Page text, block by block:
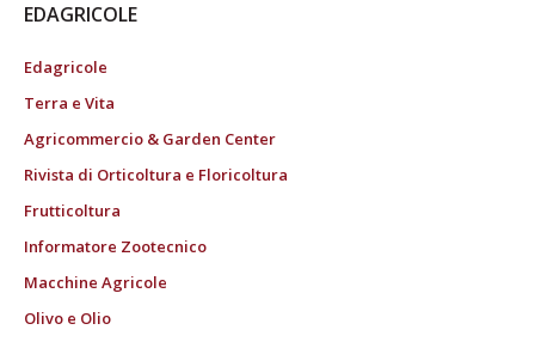
EDAGRICOLE
Edagricole
Terra e Vita
Agricommercio & Garden Center
Rivista di Orticoltura e Floricoltura
Frutticoltura
Informatore Zootecnico
Macchine Agricole
Olivo e Olio